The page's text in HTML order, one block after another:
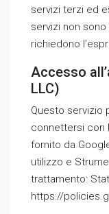
servizi terzi ed
servizi non
richiedono
Accesso
LLC)
Questo servizio
connettersi con
fornito da
utilizzo e
trattamento:
https://